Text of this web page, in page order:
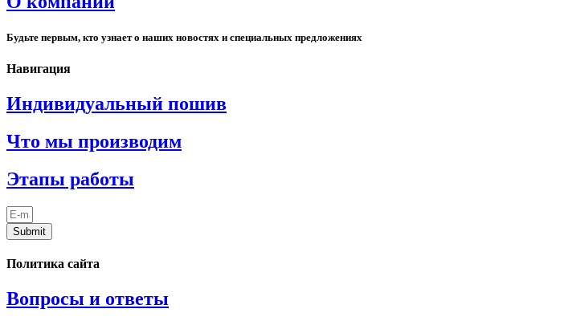
Будьте первым, кто узнает о наших новостях и специальных предложениях
Навигация
Индивидуальный пошив
Что мы производим
Этапы работы
Submit
Политика сайта
Вопросы и ответы